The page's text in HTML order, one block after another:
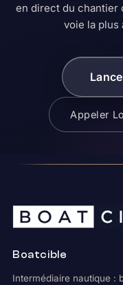
en direct du chantier
voie la plus
Appeler
Boatcible
Intermédiaire nautique :